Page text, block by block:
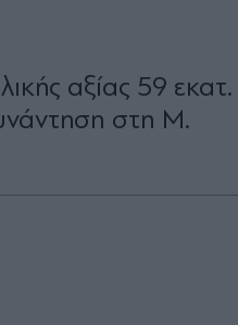
αξίας 59 εκατ.
στη Μ.